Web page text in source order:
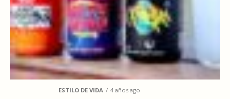
ESTILO DE VIDA 4 años ago